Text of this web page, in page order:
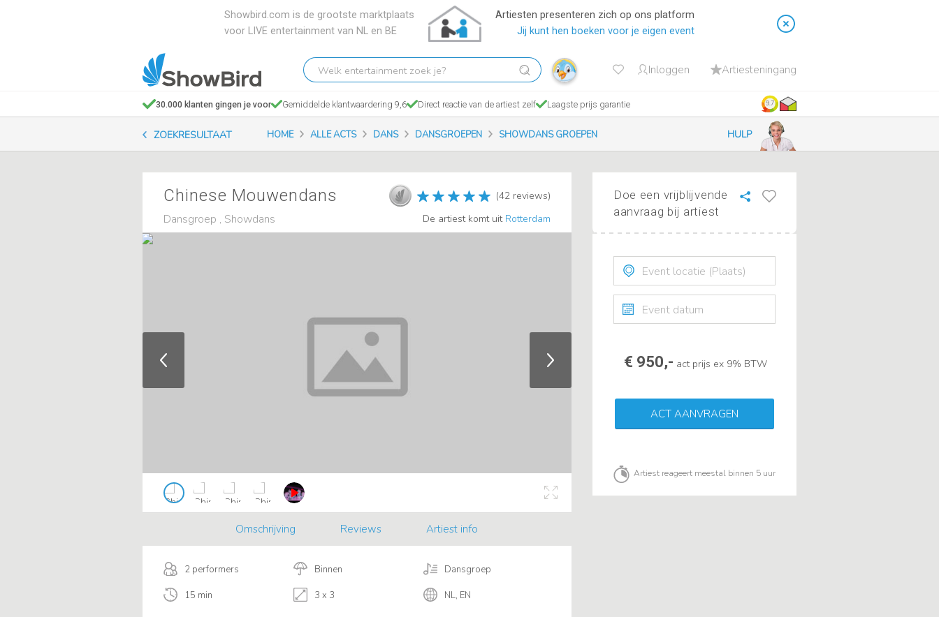
Showbird.com is de grootste marktplaats
voor LIVE entertainment van NL en BE
Artiesten presenteren zich op ons platform
Jij kunt hen boeken voor je eigen event
Welk
entertainment
zoek
je?
Inloggen Artiesteningang
30.000 klanten gingen je voor Gemiddelde klantwaardering 9,6 Direct reactie van de artiest zelf Laagste prijs garantie 9.7
ZOEKRESULTAAT HOME ALLE ACTS DANS DANSGROEPEN SHOWDANS GROEPEN HULP
Chinese Mouwendans
Dansgroep , Showdans
(42 reviews)
De artiest komt uit Rotterdam
Omschrijving Reviews Artiest info
2 performers Binnen Dansgroep
15 min 3 x 3 NL, EN
Doe een vrijblijvende
aanvraag bij artiest
€ 950,- act prijs ex 9% BTW
ACT AANVRAGEN
Artiest reageert meestal binnen 5 uur